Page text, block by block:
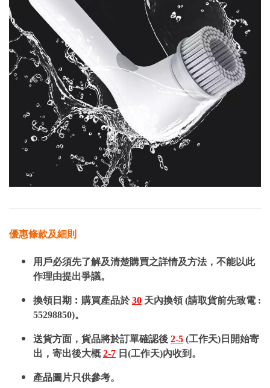
優惠條款及細則
用戶必須先了解及清楚購買之詳情及方法，不能以此
作理由提出爭議。
換領日期︰購買產品於30 天內換領 (請取貨前先致電 :
55298850)。
送貨方面，貨品將於訂單確認後 2-5 (工作天)日開始寄
出，寄出後大概2-7 日(工作天)內收到。
產品圖片只供參考。